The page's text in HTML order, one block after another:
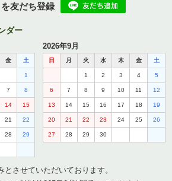
を友だち登録
ダー
金 土
1
7 8
14 15
21 22
28 29
2026年9月
日 月 火 水 木 金 土
1 2 3 4 5
6 7 8 9 10 11 12
13 14 15 16 17 18 19
20 21 22 23 24 25 26
27 28 29 30
させていただいております。